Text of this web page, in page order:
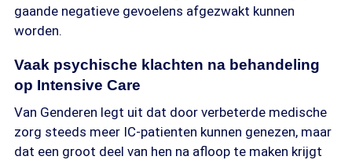
gaande negatieve gevoelens afgezwakt kunnen
worden.
Vaak psychische klachten na behandeling
op Intensive Care
Van Genderen legt uit dat door verbeterde medische
zorg steeds meer IC-patienten kunnen genezen, maar
dat een groot deel van hen na afloop te maken krijgt